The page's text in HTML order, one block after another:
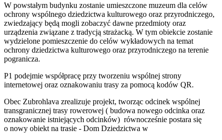
W powstałym budynku zostanie umieszczone muzeum dla celów
ochrony wspólnego dziedzictwa kulturowego oraz przyrodniczego,
zwiedzający będą mogli zobaczyć dawne przedmioty oraz
urządzenia związane z tradycją strażacką. W tym obiekcie zostanie
wydzielone pomieszczenie do celów wykładowych na temat
ochrony dziedzictwa kulturowego oraz przyrodniczego na terenie
pogranicza.
P1 podejmie współpracę przy tworzeniu wspólnej strony
internetowej oraz oznakowaniu trasy za pomocą kodów QR.
Obec Zubrohlava zrealizuje projekt, tworząc odcinek wspólnej
transgranicznej trasy rowerowej ( budowa nowego odcinka oraz
oznakowanie istniejących odcinków) równocześnie postara się
o nowy obiekt na trasie - Dom Dziedzictwa w